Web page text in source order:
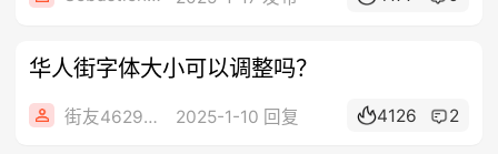
华人街字体大小可以调整吗？
街友46298982 2025-1-10 回复 4126 2